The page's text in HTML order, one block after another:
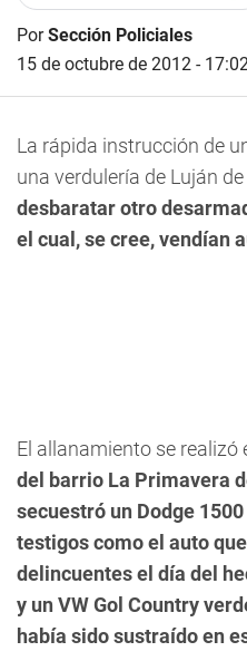
PorSección Policiales
15 de octubre de 2012 -
La rápida instrucción de
una verdulería de Luján
desbaratar otro
el cual, se cree, vendían
El allanamiento se realizó
del barrio La Primavera
secuestró un Dodge
testigos como el auto
delincuentes el día del
y un VW Gol Country
había sido sustraído en